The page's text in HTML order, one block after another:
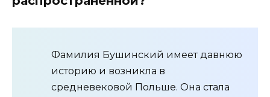
Фамилия Бушинский имеет давнюю
историю и возникла в
средневековой Польше. Она стала